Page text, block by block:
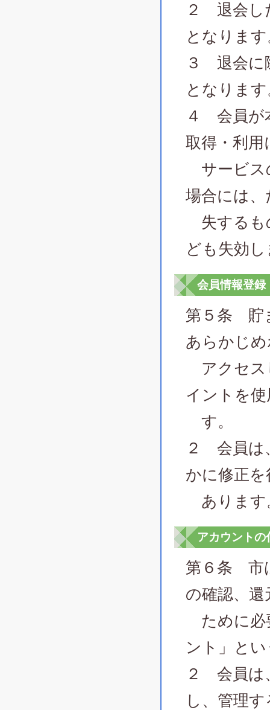
２ 退会し
となりま
３ 退会に
となりま
４ 会員が
取得・利用
サービス
場合には
失するも
ども失効
会員情報登録
第５条 貯
あらかじ
アクセス
イントを
す。
２ 会員は
かに修正
あります
アカウントの
第６条 市
の確認、
ために必
ント」と
２ 会員は
し、管理